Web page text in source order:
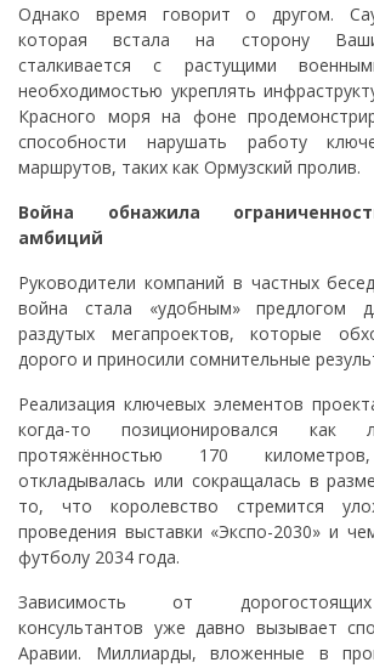
Однако время говорит о другом.
которая встала на сторону
сталкивается с растущими
необходимостью укреплять
Красного моря на фоне
способности нарушать работу
маршрутов, таких как Ормузский пролив.
Война обнажила
амбиций
Руководители компаний в частных
война стала «удобным» предлогом
раздутых мегапроектов, которые
дорого и приносили сомнительные
Реализация ключевых элементов
когда-то позиционировался как
протяжённостью 170
откладывалась или сокращалась в
то, что королевство стремится
проведения выставки «Экспо-2030» и
футболу 2034 года.
Зависимость от
консультантов уже давно вызывает
Аравии. Миллиарды, вложенные в